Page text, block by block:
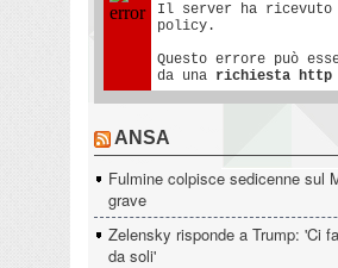
ANSA
Fulmine colpisce sedicenne sul
grave
Zelensky risponde a Trump: 'Ci
da soli'